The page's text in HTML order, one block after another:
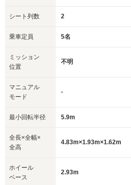
シート列数 2
乗車定員 5名
ミッション
位置
不明
マニュアル
モード
-
最小回転半径 5.9m
全長×全幅×
全高
4.83m×1.93m×1.62m
ホイール
ベース
2.93m